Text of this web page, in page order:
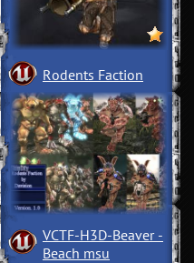
Rodents Faction
VCTF-H3D-Beaver ­
Beach msu